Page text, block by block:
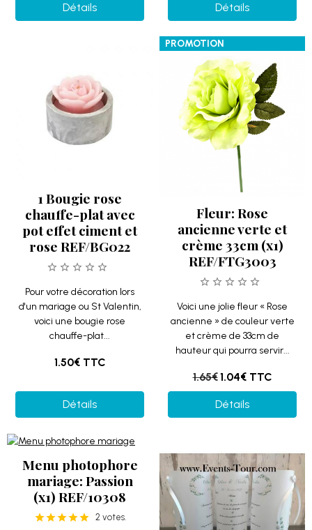
Détails Détails
1 Bougie rose
chauffe-plat avec
pot effet ciment et
rose REF/BG022
Pour votre décoration lors
d'un mariage ou St Valentin,
voici une bougie rose
chauffe-plat...
1.50€ TTC
Détails
PROMOTION
Fleur: Rose
ancienne verte et
crème 33cm (x1)
REF/FTG3003
Voici une jolie fleur « Rose
ancienne » de couleur verte
et crème de 33cm de
hauteur qui pourra servir...
1.65€1.04€ TTC
Détails
Menu photophore
mariage: Passion
(x1) REF/10308
2 votes.